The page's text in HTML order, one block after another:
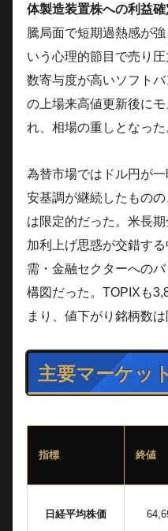
体製造装置株への利益確
騰局面で短期過熱感が
いう心理的節目で売り
数寄与度が高いソフト
の上場来高値更新後に
れ、相場の重しとなった
為替市場ではドル円が
安基調が継続したもの
は限定的だった。米長
加利上げ思惑が交錯す
需・金融セクターへの
構図だった。TOPIXも
まり、値下がり銘柄数
主要マーケッ
指標 終値
日経平均株価